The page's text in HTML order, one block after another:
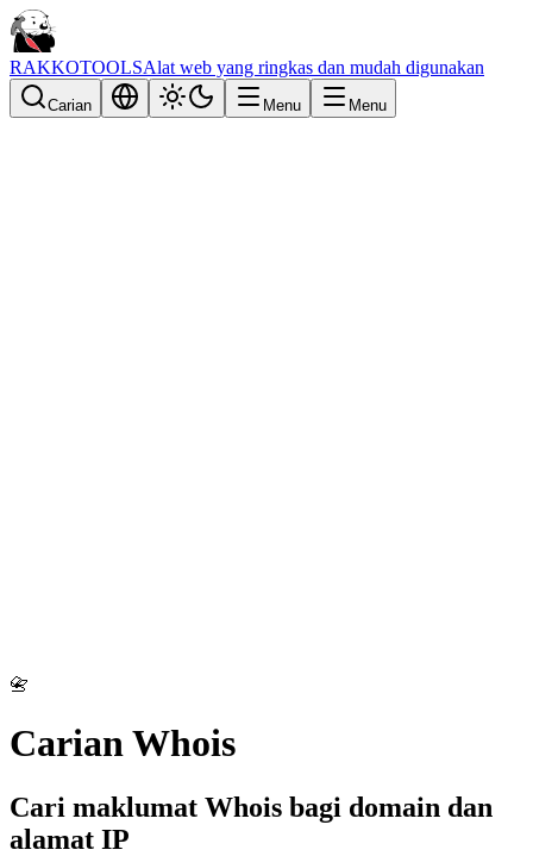
RAKKOTOOLSAlat web yang ringkas dan mudah digunakan
Carian Menu Menu
📇
Carian Whois
Cari maklumat Whois bagi domain dan
alamat IP